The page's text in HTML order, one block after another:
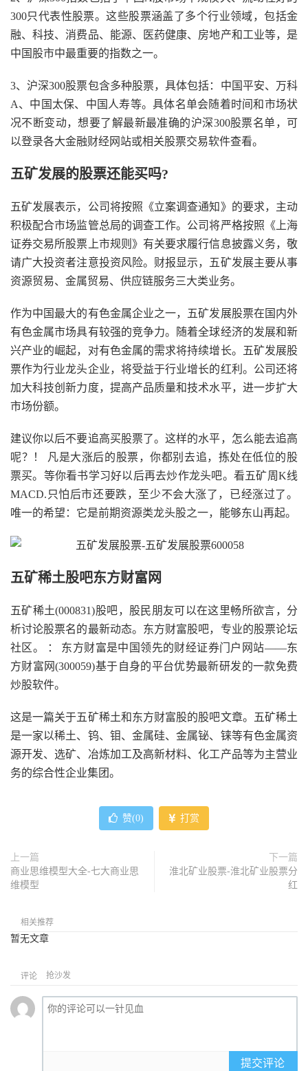
300只代表性股票。这些股票涵盖了多个行业领域，包括金
融、科技、消费品、能源、医药健康、房地产和工业等，是
中国股市中最重要的指数之一。
3、沪深300股票包含多种股票，具体包括：中国平安、万科
A、中国太保、中国人寿等。具体名单会随着时间和市场状
况不断变动，想要了解最新最准确的沪深300股票名单，可
以登录各大金融财经网站或相关股票交易软件查看。
五矿发展的股票还能买吗?
五矿发展表示，公司将按照《立案调查通知》的要求，主动
积极配合市场监管总局的调查工作。公司将严格按照《上海
证券交易所股票上市规则》有关要求履行信息披露义务，敬
请广大投资者注意投资风险。财报显示，五矿发展主要从事
资源贸易、金属贸易、供应链服务三大类业务。
作为中国最大的有色金属企业之一，五矿发展股票在国内外
有色金属市场具有较强的竞争力。随着全球经济的发展和新
兴产业的崛起，对有色金属的需求将持续增长。五矿发展股
票作为行业龙头企业，将受益于行业增长的红利。公司还将
加大科技创新力度，提高产品质量和技术水平，进一步扩大
市场份额。
建议你以后不要追高买股票了。这样的水平，怎么能去追高
呢？！ 凡是大涨后的股票，你都别去追，拣处在低位的股
票买。等你看书学习好以后再去炒作龙头吧。看五矿周K线
MACD.只怕后市还要跌，至少不会大涨了，已经涨过了。
唯一的希望：它是前期资源类龙头股之一，能够东山再起。
五矿稀土股吧东方财富网
五矿稀土(000831)股吧，股民朋友可以在这里畅所欲言，分
析讨论股票名的最新动态。东方财富股吧，专业的股票论坛
社区。 ： 东方财富是中国领先的财经证券门户网站——东
方财富网(300059)基于自身的平台优势最新研发的一款免费
炒股软件。
这是一篇关于五矿稀土和东方财富股的股吧文章。五矿稀土
是一家以稀土、钨、钼、金属硅、金属铋、铼等有色金属资
源开发、选矿、冶炼加工及高新材料、化工产品等为主营业
务的综合性企业集团。
赞(0) 打赏
上一篇
商业思维模型大全-七大商业思
维模型
下一篇
淮北矿业股票-淮北矿业股票分
红
相关推荐
暂无文章
评论 抢沙发
提交评论